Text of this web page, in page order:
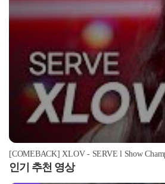
[COMEBACK] XLOV - SERVE l Show
인기 추천 영상